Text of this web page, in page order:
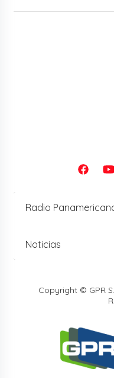
Radio
Noticias
Copyright © GPR